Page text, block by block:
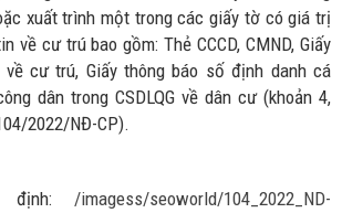
xuất trình một trong các giấy tờ có giá trị
về cư trú bao gồm: Thẻ CCCD, CMND, Giấy
cư trú, Giấy thông báo số định danh cá
dân trong CSDLQG về dân cư (khoản 4,
2022/NĐ-CP).
định: /imagess/seoworld/104_2022_ND-